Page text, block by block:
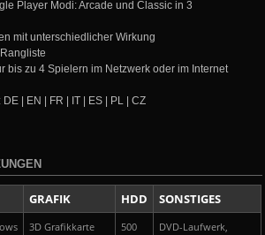
Player Modi: Arcade und Classic in 3
mit unterschiedlicher Wirkung
bis zu 4 Spielern im Netzwerk oder im Internet
| EN | FR | IT | ES | PL | CZ
GRAFIK HDD SONSTIGES
3D Grafikkarte
500
DVD-Laufwerk,